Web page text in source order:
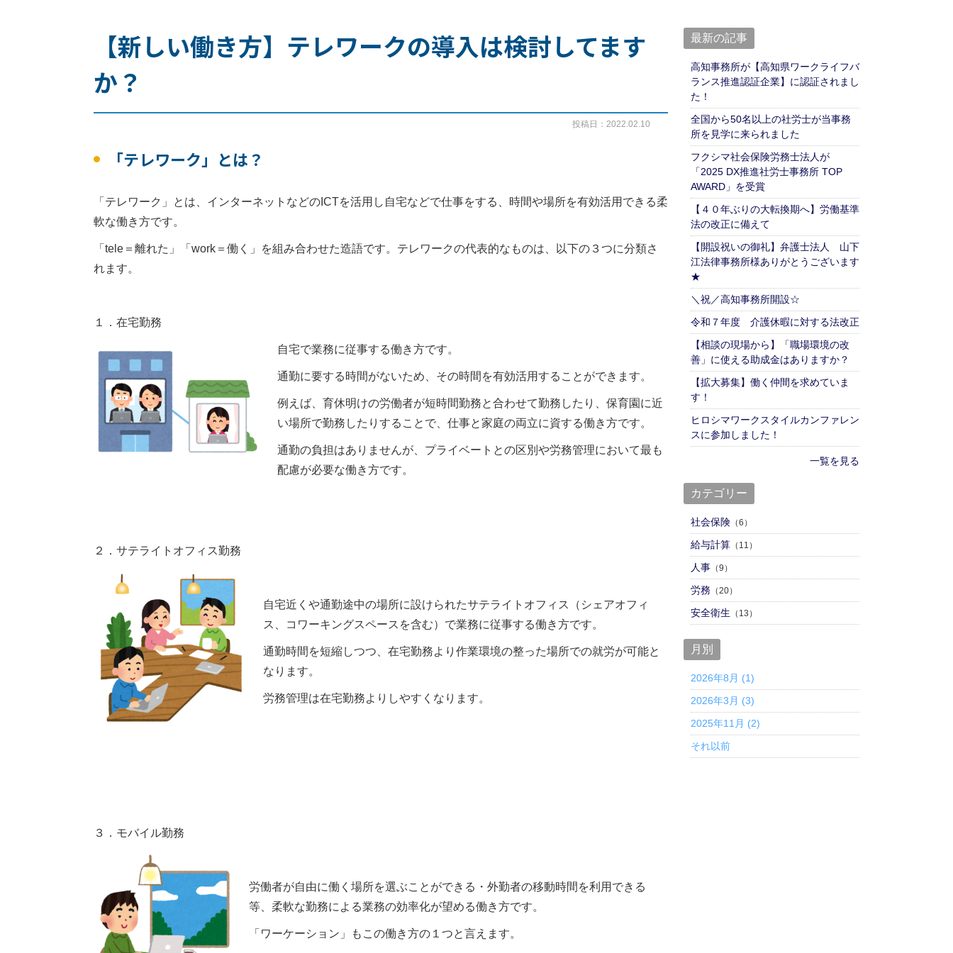
採用情報
【新しい働き方】テレワークの導入は検討してます
か？
投稿日：2022.02.10
「テレワーク」とは？
「テレワーク」とは、インターネットなどのICTを活用し自宅などで仕事をする、時間や場所を有効活用できる柔
軟な働き方です。
「tele＝離れた」「work＝働く」を組み合わせた造語です。テレワークの代表的なものは、以下の３つに分類さ
れます。
１．在宅勤務
自宅で業務に従事する働き方です。
通勤に要する時間がないため、その時間を有効活用することができます。
例えば、育休明けの労働者が短時間勤務と合わせて勤務したり、保育園に近
い場所で勤務したりすることで、仕事と家庭の両立に資する働き方です。
通勤の負担はありませんが、プライベートとの区別や労務管理において最も
配慮が必要な働き方です。
２．サテライトオフィス勤務
自宅近くや通勤途中の場所に設けられたサテライトオフィス（シェアオフィ
ス、コワーキングスペースを含む）で業務に従事する働き方です。
通勤時間を短縮しつつ、在宅勤務より作業環境の整った場所での就労が可能と
なります。
労務管理は在宅勤務よりしやすくなります。
３．モバイル勤務
労働者が自由に働く場所を選ぶことができる・外勤者の移動時間を利用できる
等、柔軟な勤務による業務の効率化が望める働き方です。
「ワーケーション」もこの働き方の１つと言えます。
最新の記事
高知事務所が【高知県ワークライフバ
ランス推進認証企業】に認証されまし
た！
全国から50名以上の社労士が当事務
所を見学に来られました
フクシマ社会保険労務士法人が
「2025 DX推進社労士事務所 TOP
AWARD」を受賞
【４０年ぶりの大転換期へ】労働基準
法の改正に備えて
【開設祝いの御礼】弁護士法人 山下
江法律事務所様ありがとうございます
★
＼祝／高知事務所開設☆
令和７年度 介護休暇に対する法改正
【相談の現場から】「職場環境の改
善」に使える助成金はありますか？
【拡大募集】働く仲間を求めていま
す！
ヒロシマワークスタイルカンファレン
スに参加しました！
一覧を見る
カテゴリー
社会保険（6）
給与計算（11）
人事（9）
労務 （20）
安全衛生 （13）
月別
2026年8月 (1)
2026年3月 (3)
2025年11月 (2)
それ以前